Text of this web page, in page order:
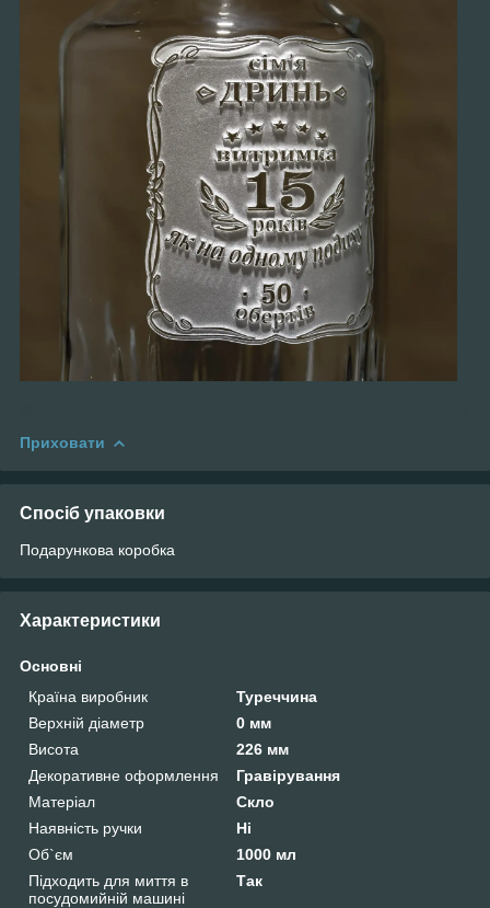
Приховати
Спосіб упаковки
Подарункова коробка
Характеристики
Основні
Країна виробник
Туреччина
Верхній діаметр
0 мм
Висота
226 мм
Декоративне оформлення
Гравірування
Матеріал
Скло
Наявність ручки
Ні
Об`єм
1000 мл
Підходить для миття в
посудомийній машині
Так